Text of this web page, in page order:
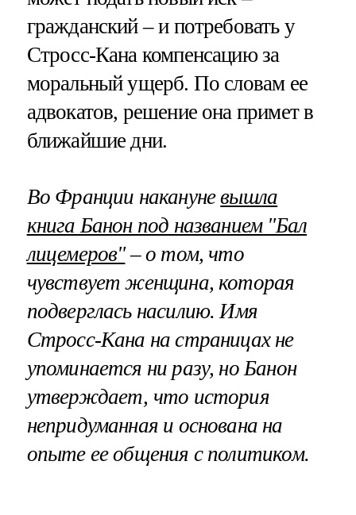
гражданский – и потребовать у
Стросс-Кана компенсацию за
моральный ущерб. По словам ее
адвокатов, решение она примет в
ближайшие дни.
Во Франции накануневышла
книга Банон под названием "Бал
лицемеров"– о том, что
чувствует женщина, которая
подверглась насилию. Имя
Стросс-Кана на страницах не
упоминается ни разу, но Банон
утверждает, что история
непридуманная и основана на
опыте ее общения с политиком.